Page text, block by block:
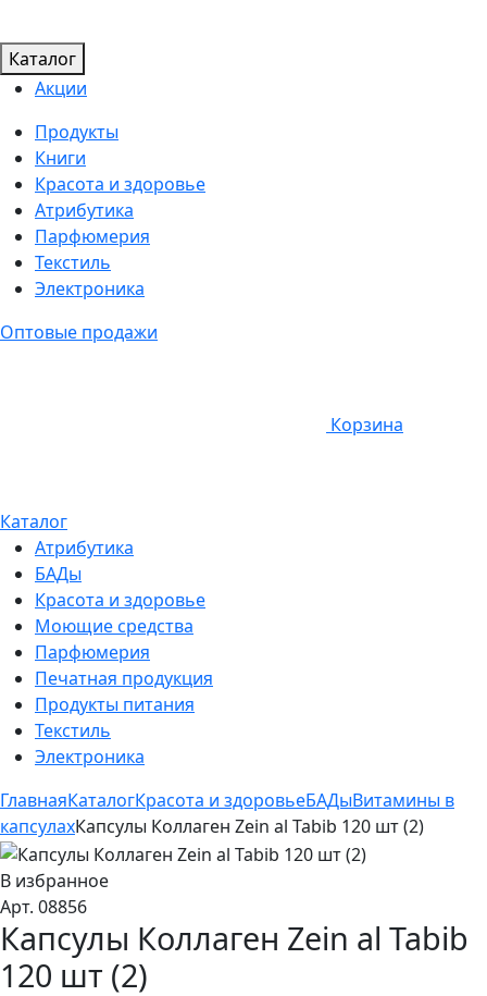
Каталог
Акции
Продукты
Книги
Красота и здоровье
Атрибутика
Парфюмерия
Текстиль
Электроника
Оптовые продажи
Корзина
Каталог
Атрибутика
БАДы
Красота и здоровье
Моющие средства
Парфюмерия
Печатная продукция
Продукты питания
Текстиль
Электроника
ГлавнаяКаталогКрасота и здоровьеБАДыВитамины в
капсулахКапсулы Коллаген Zein al Tabib 120 шт (2)
В избранное
Арт. 08856
Капсулы Коллаген Zein al Tabib
120 шт (2)